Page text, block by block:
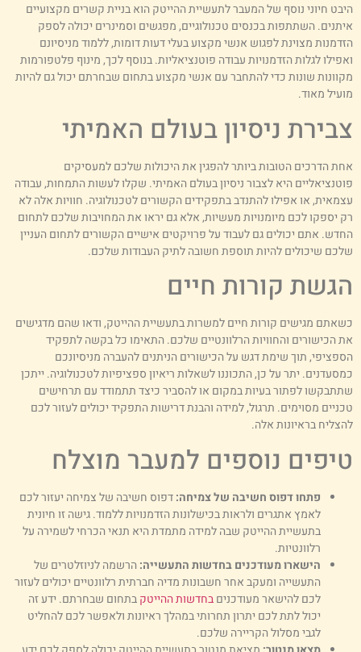
חיוני נוסף של המעבר לתעשיית ההייטק הוא בניית קשרים מקצועיים
השתתפות בכנסים טכנולוגיים, מפגשים וסמינרים יכולה לספק
מצוינת לפגוש אנשי מקצוע בעלי דעות דומות, ללמוד מניסיונם
לגלות הזדמנויות עבודה פוטנציאליות. בנוסף לכך, מינוף פלטפורמות
שונות כדי להתחבר עם אנשי מקצוע בתחום שבחרתם יכול גם להיות
מאוד.
ניסיון בעולם האמיתי
הדרכים הטובות ביותר להפגין את היכולות שלכם למעסיקים
היא לצבור ניסיון בעולם האמיתי. שקלו לעשות התמחות, עבודה
או אפילו להתנדב בתפקידים הקשורים לטכנולוגיה. חוויות אלה לא
יספקו לכם מיומנויות מעשיות, אלא גם יראו את המחויבות שלכם לתחום
אתם יכולים גם לעבוד על פרויקטים אישיים הקשורים לתחום העניין
שיכולים להיות תוספת חשובה לתיק העבודות שלכם.
קורות חיים
מגישים קורות חיים למשרות בתעשיית ההייטק, ודאו שהם מדגישים
הכישורים והחוויות הרלוונטיים שלכם. התאימו כל בקשה לתפקיד
תוך שימת דגש על הכישורים הניתנים להעברה מניסיונכם
יתר על כן, התכוננו לשאלות ריאיון ספציפיות לטכנולוגיה. ייתכן
לפתור בעיות במקום או להסביר כיצד תתמודד עם תרחישים
מסוימים. תרגול, למידה והבנת דרישות התפקיד יכולים לעזור לכם
בראיונות אלה.
נוספים למעבר מוצלח
פתחו דפוס חשיבה של צמיחה:דפוס חשיבה של צמיחה יעזור לכם
לאמץ אתגרים ולראות בכישלונות הזדמנויות ללמוד. גישה זו חיונית
בתעשיית ההייטק שבה למידה מתמדת היא תנאי הכרחי לשמירה על
רלוונטיות.
הישארו מעודכנים בחדשות התעשייה:הרשמה לניוזלטרים של
התעשייה ומעקב אחר חשבונות מדיה חברתית רלוונטיים יכולים לעזור
לכם להישאר מעודכניםבחדשות ההייטקבתחום שבחרתם. ידע זה
יכול לתת לכם יתרון תחרותי במהלך ראיונות ולאפשר לכם להחליט
לגבי מסלול הקריירה שלכם.